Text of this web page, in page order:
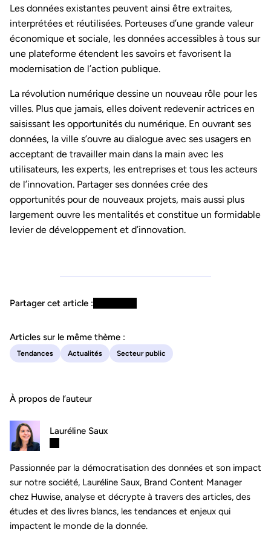
Les données existantes peuvent ainsi être extraites,
interprétées et réutilisées. Porteuses d’une grande valeur
économique et sociale, les données accessibles à tous sur
une plateforme étendent les savoirs et favorisent la
modernisation de l’action publique.
La révolution numérique dessine un nouveau rôle pour les
villes. Plus que jamais, elles doivent redevenir actrices en
saisissant les opportunités du numérique. En ouvrant ses
données, la ville s’ouvre au dialogue avec ses usagers en
acceptant de travailler main dans la main avec les
utilisateurs, les experts, les entreprises et tous les acteurs
de l’innovation. Partager ses données crée des
opportunités pour de nouveaux projets, mais aussi plus
largement ouvre les mentalités et constitue un formidable
levier de développement et d’innovation.
Partager cet article :
Articles sur le même thème :
Tendances Actualités Secteur public
À propos de l’auteur
Lauréline Saux
Passionnée par la démocratisation des données et son impact
sur notre société, Lauréline Saux, Brand Content Manager
chez Huwise, analyse et décrypte à travers des articles, des
études et des livres blancs, les tendances et enjeux qui
impactent le monde de la donnée.